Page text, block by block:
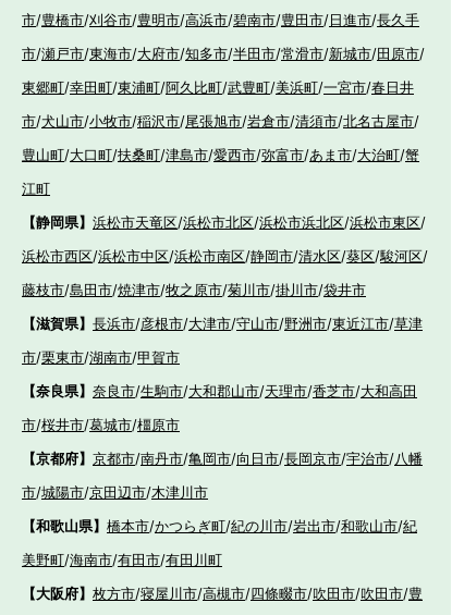
市/豊橋市/刈谷市/豊明市/高浜市/碧南市/豊田市/日進市/長久手
市/瀬戸市/東海市/大府市/知多市/半田市/常滑市/新城市/田原市/
東郷町/幸田町/東浦町/阿久比町/武豊町/美浜町/一宮市/春日井
市/犬山市/小牧市/稲沢市/尾張旭市/岩倉市/清須市/北名古屋市/
豊山町/大口町/扶桑町/津島市/愛西市/弥富市/あま市/大治町/蟹
江町
【静岡県】 浜松市天竜区/浜松市北区/浜松市浜北区/浜松市東区/
浜松市西区/浜松市中区/浜松市南区/静岡市/清水区/葵区/駿河区/
藤枝市/島田市/焼津市/牧之原市/菊川市/掛川市/袋井市
【滋賀県】 長浜市/彦根市/大津市/守山市/野洲市/東近江市/草津
市/栗東市/湖南市/甲賀市
【奈良県】 奈良市/生駒市/大和郡山市/天理市/香芝市/大和高田
市/桜井市/葛城市/橿原市
【京都府】 京都市/南丹市/亀岡市/向日市/長岡京市/宇治市/八幡
市/城陽市/京田辺市/木津川市
【和歌山県】 橋本市/かつらぎ町/紀の川市/岩出市/和歌山市/紀
美野町/海南市/有田市/有田川町
【大阪府】 枚方市/寝屋川市/高槻市/四條畷市/吹田市/吹田市/豊